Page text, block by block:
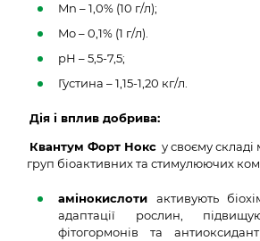
Mn – 1,0% (10 г/л);
Mo – 0,1% (1 г/л).
рН – 5,5-7,5;
Густина – 1,15-1,20 кг/л.
Дія і вплив добрива:
Квантум Форт Нокс у своєму складі
груп біоактивних та стимулюючих
амінокислоти активують
адаптації рослин,
фітогормонів та